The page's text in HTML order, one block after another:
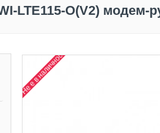
LTE115-O(V2) модем-
Не е в наличност